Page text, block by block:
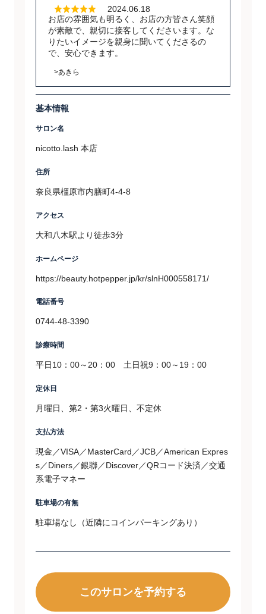
2024.06.18
お店の雰囲気も明るく、お店の方皆さん笑顔
が素敵で、親切に接客してくださいます。な
りたいイメージを親身に聞いてくださるの
で、安心できます。
>あきら
基本情報
サロン名
nicotto.lash 本店
住所
奈良県橿原市内膳町4-4-8
アクセス
大和八木駅より徒歩3分
ホームページ
https://beauty.hotpepper.jp/kr/slnH000558171/
電話番号
0744-48-3390
診療時間
平日10：00～20：00 土日祝9：00～19：00
定休日
月曜日、第2・第3火曜日、不定休
支払方法
現金／VISA／MasterCard／JCB／American Expres
s／Diners／銀聯／Discover／QRコード決済／交通
系電子マネー
駐車場の有無
駐車場なし（近隣にコインパーキングあり）
このサロンを予約する